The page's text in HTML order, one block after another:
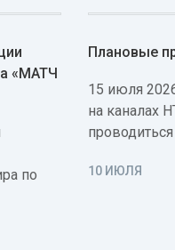
«МАТЧ
по
Плановые
15 июля
на каналах
10 ИЮЛЯ